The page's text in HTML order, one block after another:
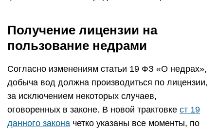
Получение лицензии на
пользование недрами
Согласно изменениям статьи 19 ФЗ «О недрах»,
добыча вод должна производиться по лицензии,
за исключением некоторых случаев,
оговоренных в законе. В новой трактовке ст 19
данного закона четко указаны все моменты, по